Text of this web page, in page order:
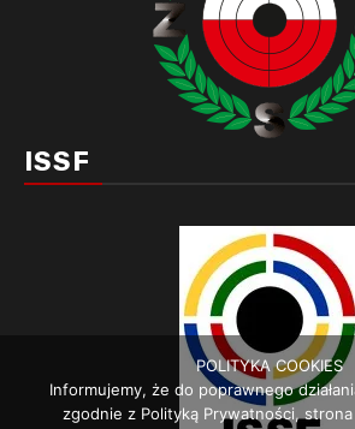
ISSF
POLITYKA COOKIES
Informujemy, że do poprawnego
zgodnie z Polityką Prywatności,